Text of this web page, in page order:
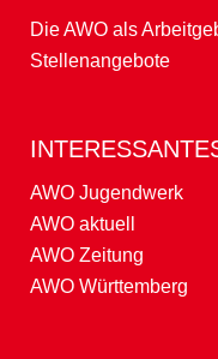
AWO Jugendwerk
AWO aktuell
AWO Zeitung
AWO Württemberg
Die AWO als
Stellenangebote